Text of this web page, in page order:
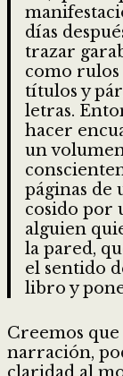
días
trazar
como rulos
títulos y
letras.
hacer
un
páginas de
cosido por
alguien
la pared,
el sentido
libro y
Creemos
narración,